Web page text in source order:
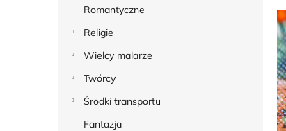
Romantyczne
Religie
Wielcy malarze
Twórcy
Środki transportu
Fantazja